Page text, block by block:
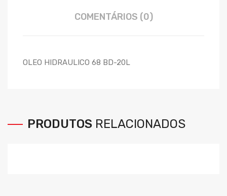
COMENTÁRIOS (0)
OLEO HIDRAULICO 68 BD-20L
PRODUTOS RELACIONADOS